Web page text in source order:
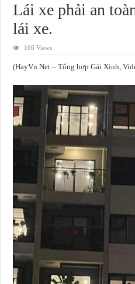
Lái xe phải an
lái xe.
166 Views
(HayVn.Net – Tổng hợp Gái Xinh,